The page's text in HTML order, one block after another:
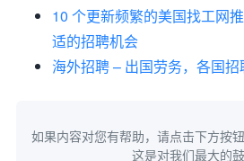
10 个更新频繁的美国找工网
适的招聘机会
海外招聘 – 出国劳务，各国
如果内容对您有帮助，请点击下方按钮
这是对我们最大的鼓